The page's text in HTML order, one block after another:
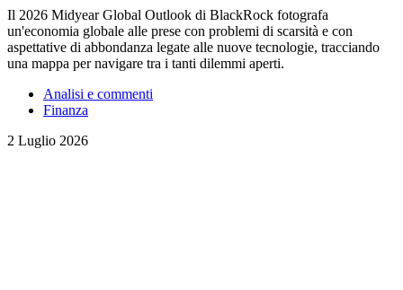
Il 2026 Midyear Global Outlook di BlackRock fotografa
un'economia globale alle prese con problemi di scarsità e con
aspettative di abbondanza legate alle nuove tecnologie, tracciando
una mappa per navigare tra i tanti dilemmi aperti.
Analisi e commenti
Finanza
2 Luglio 2026